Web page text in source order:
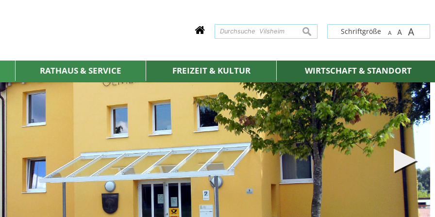
Schriftgröße A A A
suchen
RATHAUS & SERVICE FREIZEIT & KULTUR WIRTSCHAFT & STANDORT